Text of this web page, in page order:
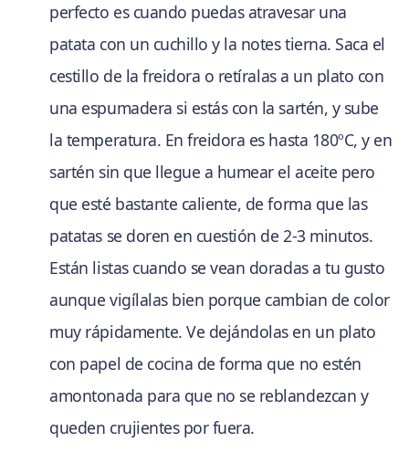
perfecto es cuando puedas atravesar una
patata con un cuchillo y la notes tierna. Saca el
cestillo de la freidora o retíralas a un plato con
una espumadera si estás con la sartén, y sube
la temperatura. En freidora es hasta 180ºC, y en
sartén sin que llegue a humear el aceite pero
que esté bastante caliente, de forma que las
patatas se doren en cuestión de 2-3 minutos.
Están listas cuando se vean doradas a tu gusto
aunque vigílalas bien porque cambian de color
muy rápidamente. Ve dejándolas en un plato
con papel de cocina de forma que no estén
amontonada para que no se reblandezcan y
queden crujientes por fuera.